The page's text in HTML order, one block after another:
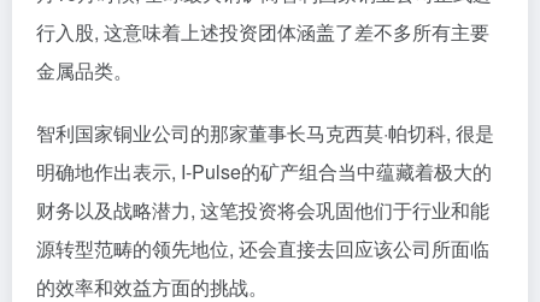
行入股, 这意味着上述投资团体涵盖了差不多所有主要
金属品类。
智利国家铜业公司的那家董事长马克西莫·帕切科, 很是
明确地作出表示, I-Pulse的矿产组合当中蕴藏着极大的
财务以及战略潜力, 这笔投资将会巩固他们于行业和能
源转型范畴的领先地位, 还会直接去回应该公司所面临
的效率和效益方面的挑战。